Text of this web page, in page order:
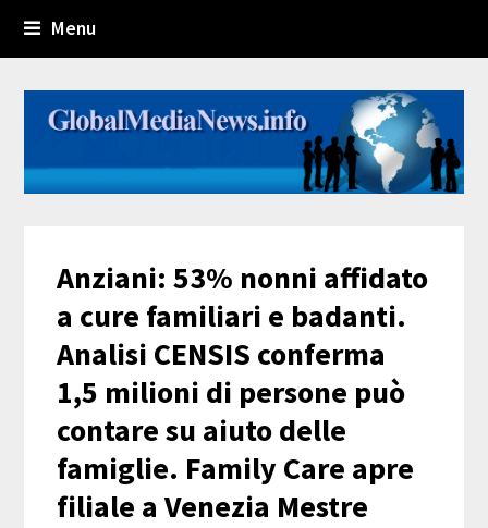
Menu
Anziani: 53% nonni affidato
a cure familiari e badanti.
Analisi CENSIS conferma
1,5 milioni di persone può
contare su aiuto delle
famiglie. Family Care apre
filiale a Venezia Mestre